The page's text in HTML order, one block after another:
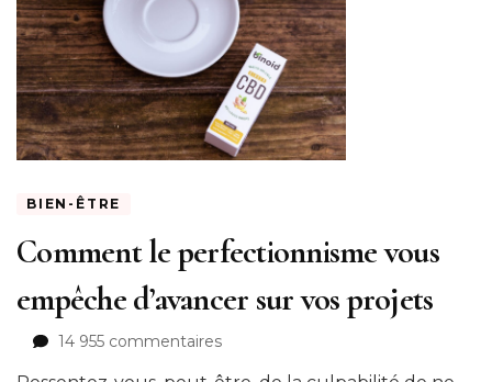
BIEN-ÊTRE
Comment le perfectionnisme vous
empêche d’avancer sur vos projets
14 955 commentairessur